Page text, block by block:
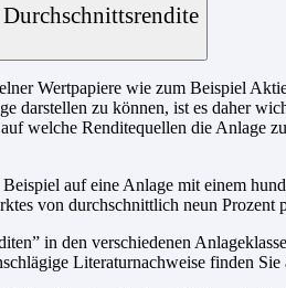
Wertpapiere wie zum Beispiel
darstellen zu können, ist es daher
welche Renditequellen die Anlage
auf eine Anlage mit einem
von durchschnittlich neun Prozent
in den verschiedenen
Literaturnachweise finden Sie